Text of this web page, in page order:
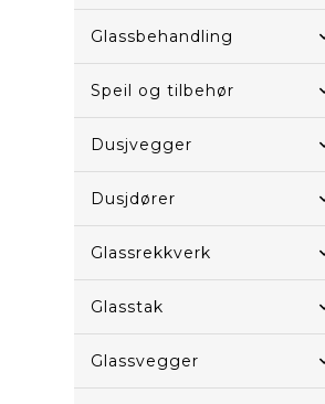
Glassbehandling
Speil og tilbehør
Dusjvegger
Dusjdører
Glassrekkverk
Glasstak
Glassvegger